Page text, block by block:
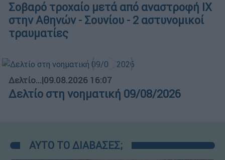
Σοβαρό τροχαίο μετά από αναστροφή ΙΧ
στην Αθηνών - Σουνίου - 2 αστυνομικοί
τραυματίες
Δελτίο...|09.08.2026 16:07
Δελτίο στη νοηματική 09/08/2026
ΑΥΤΟ ΤΟ ΔΙΑΒΑΣΕΣ;